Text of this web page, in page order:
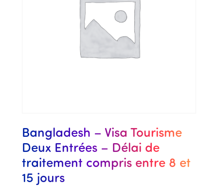
Bangladesh – Visa Tourisme
Deux Entrées – Délai de
traitement compris entre 8 et
15 jours